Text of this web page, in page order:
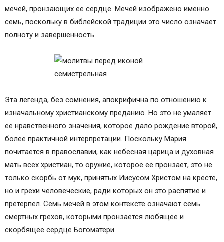
мечей, пронзающих ее сердце. Мечей изображено именно
семь, поскольку в библейской традиции это число означает
полноту и завершенность.
Эта легенда, без сомнения, апокрифична по отношению к
изначальному христианскому преданию. Но это не умаляет
ее нравственного значения, которое дало рождение второй,
более практичной интерпретации. Поскольку Мария
почитается в православии, как небесная царица и духовная
мать всех христиан, то оружие, которое ее пронзает, это не
только скорбь от мук, принятых Иисусом Христом на кресте,
но и грехи человеческие, ради которых он это распятие и
претерпел. Семь мечей в этом контексте означают семь
смертных грехов, которыми пронзается любящее и
скорбящее сердце Богоматери.